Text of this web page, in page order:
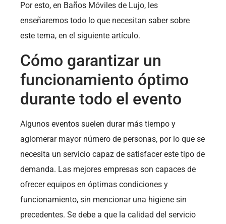
Por esto, en Baños Móviles de Lujo, les
enseñaremos todo lo que necesitan saber sobre
este tema, en el siguiente artículo.
Cómo garantizar un
funcionamiento óptimo
durante todo el evento
Algunos eventos suelen durar más tiempo y
aglomerar mayor número de personas, por lo que se
necesita un servicio capaz de satisfacer este tipo de
demanda. Las mejores empresas son capaces de
ofrecer equipos en óptimas condiciones y
funcionamiento, sin mencionar una higiene sin
precedentes. Se debe a que la calidad del servicio